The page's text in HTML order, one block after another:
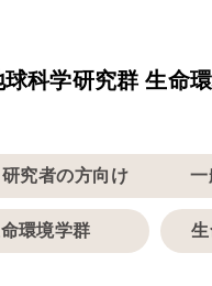
科学研究群 生命
究者の方向け 一
環境学群